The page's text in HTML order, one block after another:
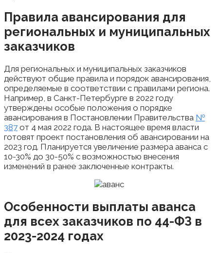
Правила авансирования для
региональных и муниципальных
заказчиков
Для региональных и муниципальных заказчиков
действуют общие правила и порядок авансирования,
определяемые в соответствии с правилами региона.
Например, в Санкт-Петербурге в 2022 году
утверждены особые положения о порядке
авансирования в Постановлении Правительства №
387от 4 мая 2022 года. В настоящее время власти
готовят проект постановления об авансировании на
2023 год. Планируется увеличение размера аванса с
10-30% до 30-50% с возможностью внесения
изменений в ранее заключенные контракты.
Особенности выплаты аванса
для всех заказчиков по 44-ФЗ в
2023-2024 годах